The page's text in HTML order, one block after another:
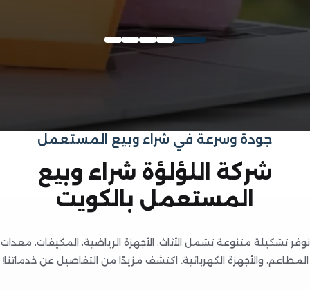
جودة وسرعة في شراء وبيع المستعمل
شركة اللؤلؤة شراء وبيع
المستعمل بالكويت
تشكيلة متنوعة تشمل الأثاث، الأجهزة الرياضية، المكيفات، معدات
والأجهزة الكهربائية. اكتشف مزيدًا من التفاصيل عن خدماتنا!